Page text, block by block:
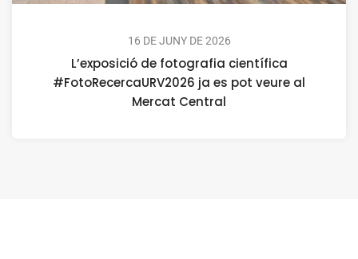
16 DE JUNY DE 2026
L’exposició de fotografia científica
#FotoRecercaURV2026 ja es pot veure al
Mercat Central